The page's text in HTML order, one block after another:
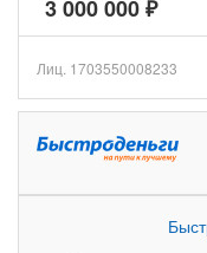
3 000 000 ₽
Лиц. 1703550008233